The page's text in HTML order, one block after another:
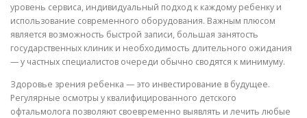
уровень сервиса, индивидуальный подход к каждому ребенку и
использование современного оборудования. Важным плюсом
является возможность быстрой записи, большая занятость
государственных клиник и необходимость длительного ожидания
— у частных специалистов очереди обычно сводятся к минимуму.
Здоровье зрения ребенка — это инвестирование в будущее.
Регулярные осмотры у квалифицированного детского
офтальмолога позволяют своевременно выявлять и лечить любые